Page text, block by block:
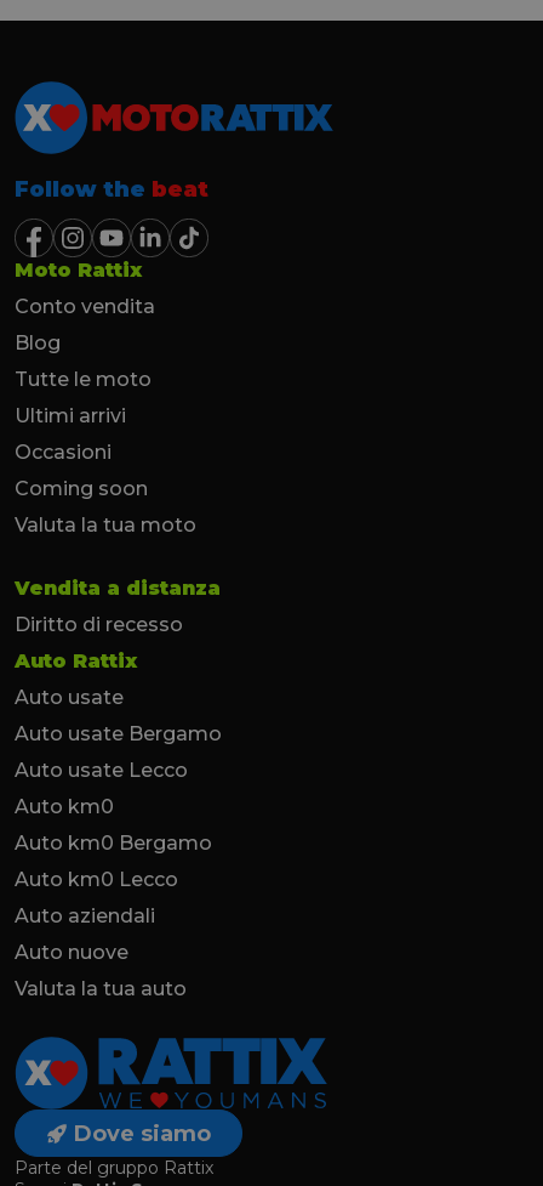
Follow the beat
Moto Rattix
Conto vendita
Blog
Tutte le moto
Ultimi arrivi
Occasioni
Coming soon
Valuta la tua moto
Vendita a distanza
Diritto di recesso
Auto Rattix
Auto usate
Auto usate Bergamo
Auto usate Lecco
Auto km0
Auto km0 Bergamo
Auto km0 Lecco
Auto aziendali
Auto nuove
Valuta la tua auto
Dove siamo
Parte del gruppo Rattix